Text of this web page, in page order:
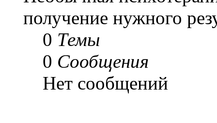
получение нужного
0 Темы
0 Сообщения
Нет сообщений